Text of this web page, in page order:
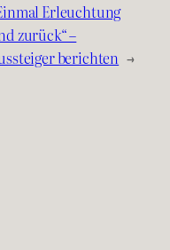
Erleuchtung
zurück“ –
berichten →